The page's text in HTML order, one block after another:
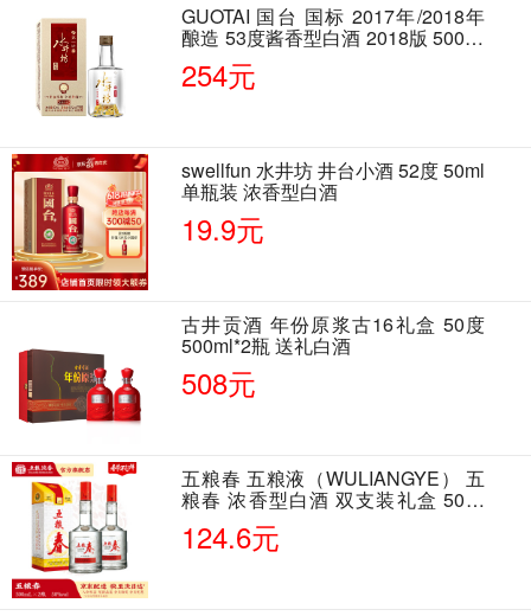
GUOTAI 国台 国标 2017年/2018年
酿造 53度酱香型白酒 2018版 500ml
单瓶装
254元
swellfun 水井坊 井台小酒 52度 50ml
单瓶装 浓香型白酒
19.9元
古井贡酒 年份原浆古16礼盒 50度
500ml*2瓶 送礼白酒
508元
五粮春 五粮液（WULIANGYE） 五
粮春 浓香型白酒 双支装礼盒 50度
500ml*2瓶 含酒具
124.6元